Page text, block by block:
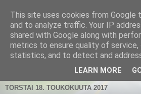
TORSTAI 18. TOUKOKUUTA 2017
This site uses cookies from Google
and to analyze traffic. Your IP
shared with Google along with
metrics to ensure quality of service,
statistics, and to detect and
LEARN MORE